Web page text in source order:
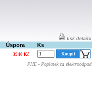
tisk detailu
Úspora
Ks
3940 Kč
PHE - Poplatek za elektroodpad